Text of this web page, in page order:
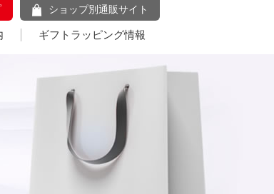
ショップ別通販サイト
ギフトラッピング情報